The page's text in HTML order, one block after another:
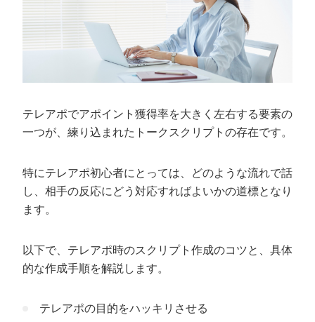
テレアポでアポイント獲得率を大きく左右する要素の
一つが、練り込まれたトークスクリプトの存在です。
特にテレアポ初心者にとっては、どのような流れで話
し、相手の反応にどう対応すればよいかの道標となり
ます。
以下で、テレアポ時のスクリプト作成のコツと、具体
的な作成手順を解説します。
テレアポの目的をハッキリさせる